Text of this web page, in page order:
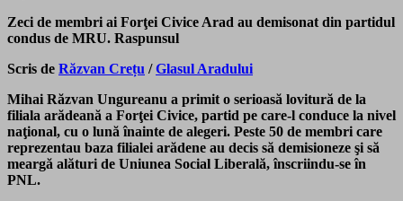
Zeci de membri ai Forţei Civice Arad au demisonat din partidul
condus de MRU. Raspunsul
Scris de Răzvan Crețu /Glasul Aradului
Mihai Răzvan Ungureanu a primit o serioasă lovitură de la
filiala arădeană a Forţei Civice, partid pe care-l conduce la nivel
naţional, cu o lună înainte de alegeri. Peste 50 de membri care
reprezentau baza filialei arădene au decis să demisioneze şi să
meargă alături de Uniunea Social Liberală, înscriindu-se în
PNL.